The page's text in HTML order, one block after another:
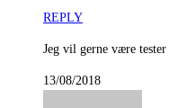
REPLY
Jeg vil gerne være tester
13/08/2018